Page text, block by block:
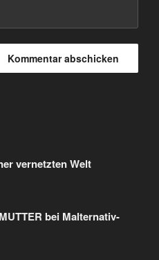
vernetzten Welt
bei Malternativ-